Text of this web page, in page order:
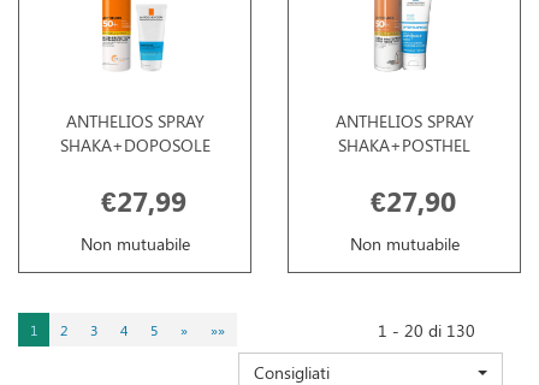
ANTHELIOS SPRAY
SHAKA+DOPOSOLE
€27,99
Non mutuabile
ANTHELIOS SPRAY
SHAKA+POSTHEL
€27,90
Non mutuabile
1 2 3 4 5 » »»
1 - 20 di 130
Consigliati